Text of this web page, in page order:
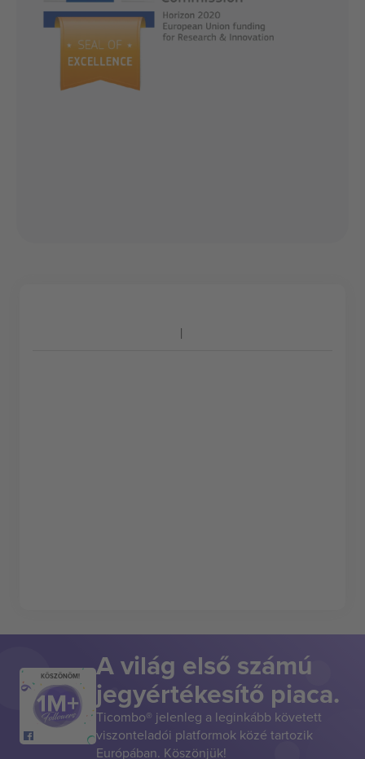
KÖSZÖNÖM! A világ első számú
jegyértékesítő piaca.
Ticombo® jelenleg a leginkább követett
viszonteladói platformok közé tartozik
Európában. Köszönjük!